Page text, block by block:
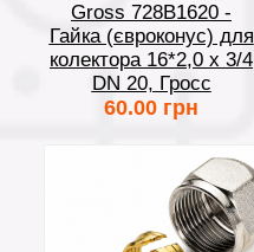
Gross 728B1620 -
Гайка (євроконус) для
колектора 16*2,0 х 3/4
DN 20, Гросс
60.00 грн